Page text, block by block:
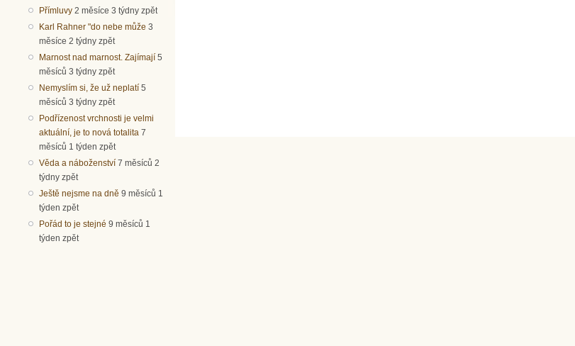
Přímluvy 2 měsíce 3 týdny zpět
Karl Rahner "do nebe může 3
měsíce 2 týdny zpět
Marnost nad marnost. Zajímají 5
měsíců 3 týdny zpět
Nemyslím si, že už neplatí 5
měsíců 3 týdny zpět
Podřízenost vrchnosti je velmi
aktuální, je to nová totalita 7
měsíců 1 týden zpět
Věda a náboženství 7 měsíců 2
týdny zpět
Ještě nejsme na dně 9 měsíců 1
týden zpět
Pořád to je stejné 9 měsíců 1
týden zpět